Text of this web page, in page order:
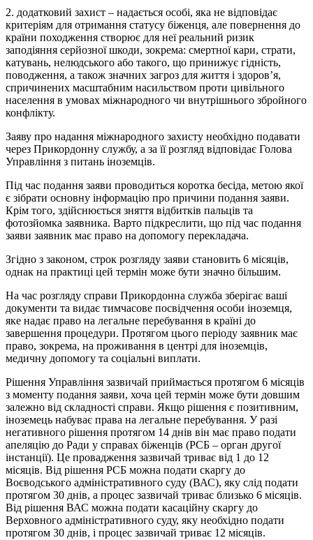
2. додатковий захист – надається особі, яка не відповідає
критеріям для отримання статусу біженця, але повернення до
країни походження створює для неї реальний ризик
заподіяння серйозної шкоди, зокрема: смертної кари, страти,
катувань, нелюдського або такого, що принижує гідність,
поводження, а також значних загроз для життя і здоров’я,
спричинених масштабним насильством проти цивільного
населення в умовах міжнародного чи внутрішнього збройного
конфлікту.
Заяву про надання міжнародного захисту необхідно подавати
через Прикордонну службу, а за її розгляд відповідає Голова
Управління з питань іноземців.
Під час подання заяви проводиться коротка бесіда, метою якої
є зібрати основну інформацію про причини подання заяви.
Крім того, здійснюється зняття відбитків пальців та
фотозйомка заявника. Варто підкреслити, що під час подання
заяви заявник має право на допомогу перекладача.
Згідно з законом, строк розгляду заяви становить 6 місяців,
однак на практиці цей термін може бути значно більшим.
На час розгляду справи Прикордонна служба зберігає ваші
документи та видає тимчасове посвідчення особи іноземця,
яке надає право на легальне перебування в країні до
завершення процедури. Протягом цього періоду заявник має
право, зокрема, на проживання в центрі для іноземців,
медичну допомогу та соціальні виплати.
Рішення Управління зазвичай приймається протягом 6 місяців
з моменту подання заяви, хоча цей термін може бути довшим
залежно від складності справи. Якщо рішення є позитивним,
іноземець набуває права на легальне перебування. У разі
негативного рішення протягом 14 днів він має право подати
апеляцію до Ради у справах біженців (РСБ – орган другої
інстанції). Це провадження зазвичай триває від 1 до 12
місяців. Від рішення РСБ можна подати скаргу до
Воєводського адміністративного суду (ВАС), яку слід подати
протягом 30 днів, а процес зазвичай триває близько 6 місяців.
Від рішення ВАС можна подати касаційну скаргу до
Верховного адміністративного суду, яку необхідно подати
протягом 30 днів, і процес зазвичай триває 12 місяців.